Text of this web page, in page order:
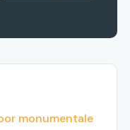
monumentale